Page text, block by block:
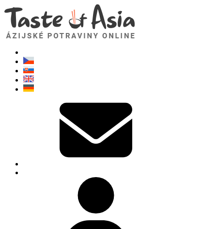
TasteOfAsia.sk
Neváhajte sa opýtať. Som tu pre vás!